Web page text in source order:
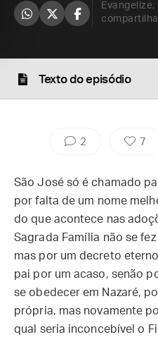
Evangelize,
Texto do episódio
2 7
São José só é chamado
por falta de um nome
do que acontece nas
Sagrada Família não se
mas por um decreto
pai por um acaso, senão
se obedecer em Nazaré,
própria, mas novamente
qual seria inconcebível o